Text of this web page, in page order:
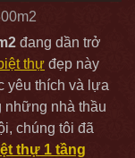
đang dần trở
thự đẹp này
yêu thích và lựa
những nhà thầu
chúng tôi đã
thự 1 tầng